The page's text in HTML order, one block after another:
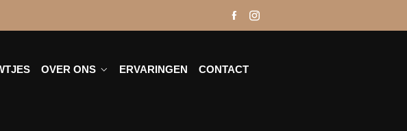
OVER ONS ERVARINGEN CONTACT